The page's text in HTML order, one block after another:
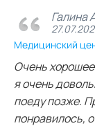
Галина
Медицинский
Очень
я очень
поеду позже.
понравилось,